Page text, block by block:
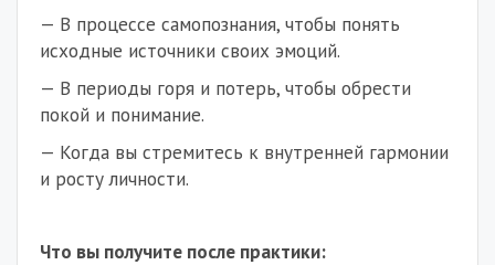
— В процессе самопознания, чтобы понять
исходные источники своих эмоций.
— В периоды горя и потерь, чтобы обрести
покой и понимание.
— Когда вы стремитесь к внутренней гармонии
и росту личности.
Что вы получите после практики: